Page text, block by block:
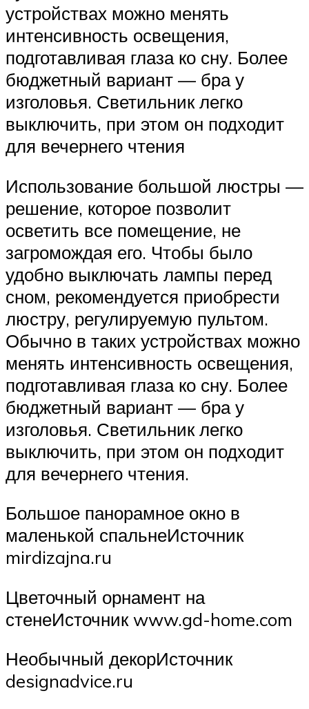
устройствах можно менять
интенсивность освещения,
подготавливая глаза ко сну. Более
бюджетный вариант — бра у
изголовья. Светильник легко
выключить, при этом он подходит
для вечернего чтения
Использование большой люстры —
решение, которое позволит
осветить все помещение, не
загромождая его. Чтобы было
удобно выключать лампы перед
сном, рекомендуется приобрести
люстру, регулируемую пультом.
Обычно в таких устройствах можно
менять интенсивность освещения,
подготавливая глаза ко сну. Более
бюджетный вариант — бра у
изголовья. Светильник легко
выключить, при этом он подходит
для вечернего чтения.
Большое панорамное окно в
маленькой спальнеИсточник
mirdizajna.ru
Цветочный орнамент на
стенеИсточник www.gd-home.com
Необычный декорИсточник
designadvice.ru